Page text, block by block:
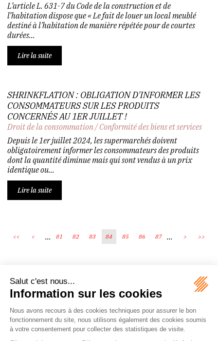
L’article L. 631-7 du Code de la construction et de
l’habitation dispose que « Le fait de louer un local meublé
destiné à l'habitation de manière répétée pour de courtes
durées...
Lire la suite
SHRINKFLATION : OBLIGATION D'INFORMER LES
CONSOMMATEURS SUR LES PRODUITS
CONCERNÉS AU 1ER JUILLET !
Droit de la consommation/Conformité des biens et services
Depuis le 1er juillet 2024, les supermarchés doivent
obligatoirement informer les consommateurs des produits
dont la quantité diminue mais qui sont vendus à un prix
identique ou...
Lire la suite
<< < ... 81 82 83 84 85 86 87 ... > >>
Écosystème
Carrières